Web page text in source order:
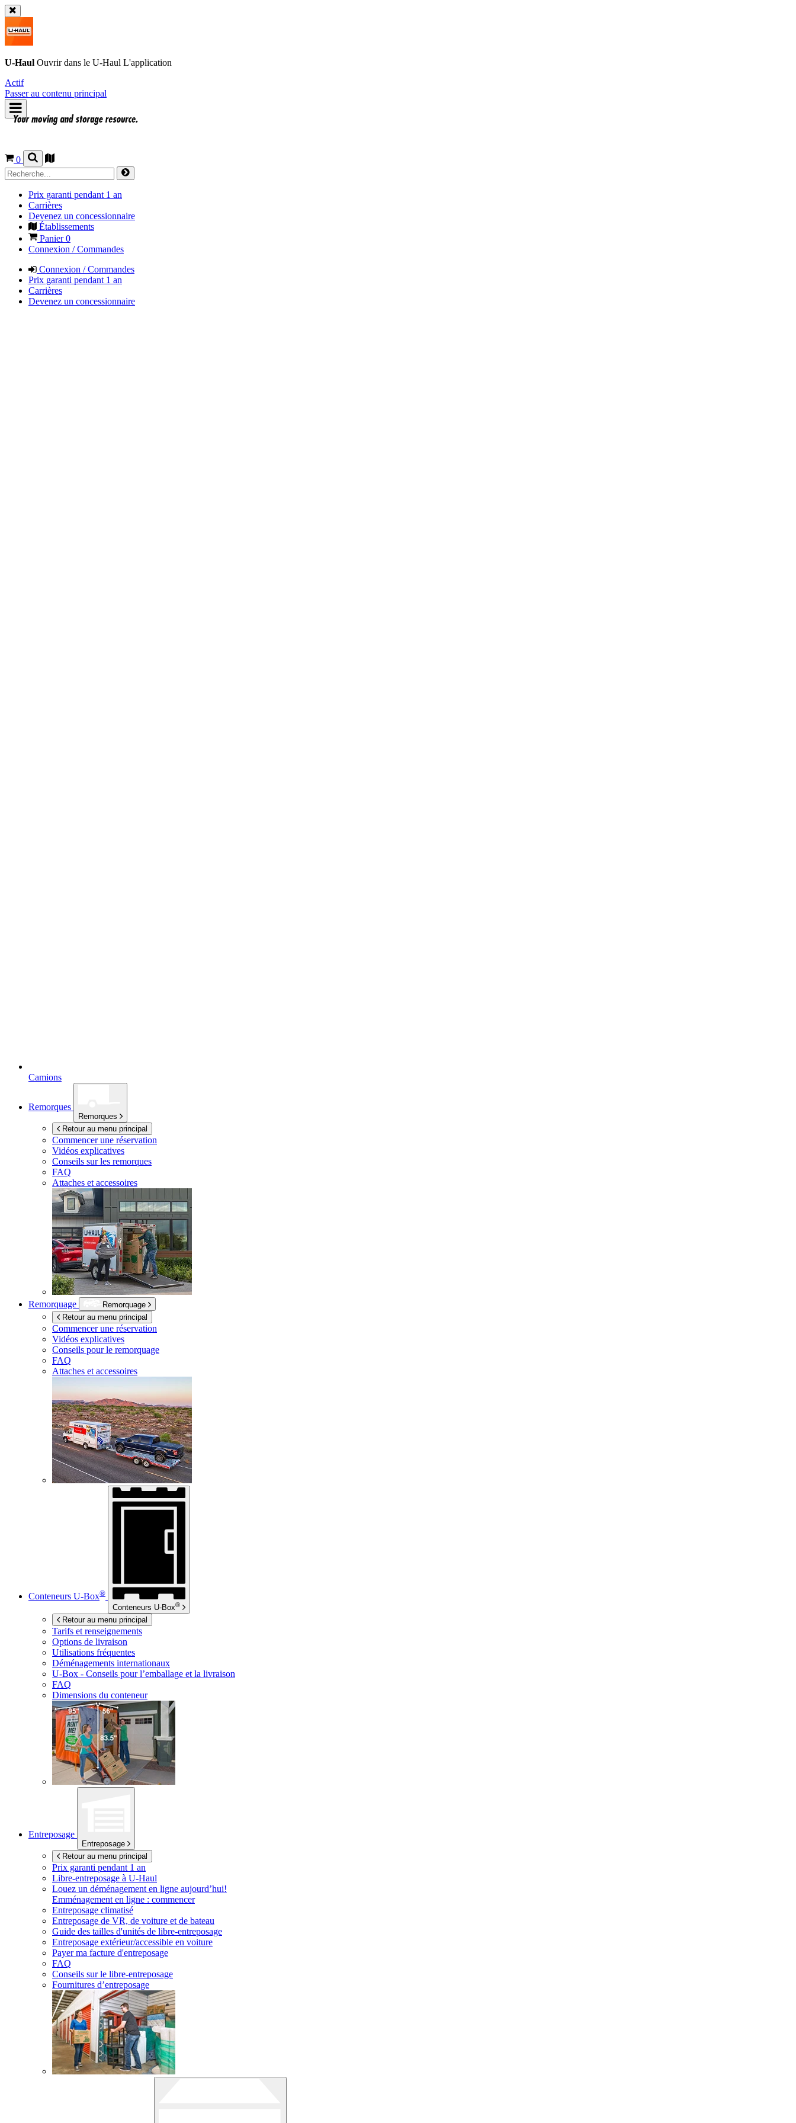
U-Haul Ouvrir dans le U-Haul L'application
Actif
Passer au contenu principal
0
Prix garanti pendant 1 an
Carrières
Devenez un concessionnaire
Établissements
Panier0
Connexion / Commandes
Connexion / Commandes
Prix garanti pendant 1 an
Carrières
Devenez un concessionnaire
Camions
Remorques
Remorques
Retour au menu principal
Commencer une réservation
Vidéos explicatives
Conseils sur les remorques
FAQ
Attaches et accessoires
Remorquage
Remorquage
Retour au menu principal
Commencer une réservation
Vidéos explicatives
Conseils pour le remorquage
FAQ
Attaches et accessoires
Conteneurs U-Box®
Conteneurs U-Box®
Retour au menu principal
Tarifs et renseignements
Options de livraison
Utilisations fréquentes
Déménagements internationaux
U-Box - Conseils pour l’emballage et la livraison
FAQ
Dimensions du conteneur
Entreposage
Entreposage
Retour au menu principal
Prix garanti pendant 1 an
Libre-entreposage à U-Haul
Louez un déménagement en ligne aujourd’hui!
Emménagement en ligne : commencer
Entreposage climatisé
Entreposage de VR, de voiture et de bateau
Guide des tailles d'unités de libre-entreposage
Entreposage extérieur/accessible en voiture
Payer ma facture d'entreposage
FAQ
Conseils sur le libre-entreposage
Fournitures d’entreposage